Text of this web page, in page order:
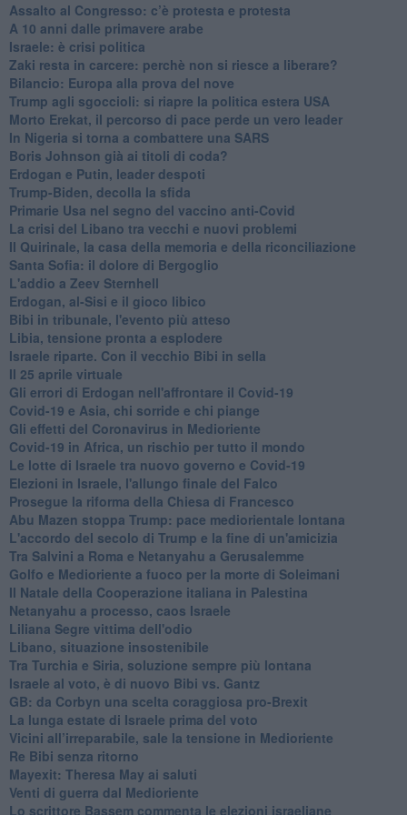
Assalto al Congresso: c’è protesta e protesta
A 10 anni dalle primavere arabe
Israele: è crisi politica
Zaki resta in carcere: perchè non si riesce a liberare?
Bilancio: Europa alla prova del nove
Trump agli sgoccioli: si riapre la politica estera USA
Morto Erekat, il percorso di pace perde un vero leader
In Nigeria si torna a combattere una SARS
Boris Johnson già ai titoli di coda?
Erdogan e Putin, leader despoti
Trump-Biden, decolla la sfida
Primarie Usa nel segno del vaccino anti-Covid
La crisi del Libano tra vecchi e nuovi problemi
Il Quirinale, la casa della memoria e della riconciliazione
Santa Sofia: il dolore di Bergoglio
L'addio a ​Zeev Sternhell
Erdogan, al-Sisi e il gioco libico
Bibi in tribunale, l'evento più atteso
Libia, tensione pronta a esplodere
Israele riparte. Con il vecchio Bibi in sella
Il 25 aprile virtuale
Gli errori di Erdogan nell'affrontare il Covid-19
Covid-19 e Asia, chi sorride e chi piange
Gli effetti del Coronavirus in Medioriente
Covid-19 in Africa, un rischio per tutto il mondo
Le lotte di Israele tra nuovo governo e Covid-19
Elezioni in Israele, l'allungo finale del Falco
Prosegue la riforma della Chiesa di Francesco
Abu Mazen stoppa Trump: pace mediorientale lontana
L'accordo del secolo di Trump e la fine di un'amicizia
Tra Salvini a Roma e Netanyahu a Gerusalemme
Golfo e Medioriente a fuoco per la morte di Soleimani
Il Natale della Cooperazione italiana in Palestina
Netanyahu a processo, caos Israele
Liliana Segre vittima dell'odio
Libano, situazione insostenibile
Tra Turchia e Siria, soluzione sempre più lontana
Israele al voto, è di nuovo Bibi vs. Gantz
GB: da Corbyn una scelta coraggiosa pro-Brexit
La lunga estate di Israele prima del voto
Vicini all’irreparabile, sale la tensione in Medioriente
Re Bibi senza ritorno
Mayexit: Theresa May ai saluti
Venti di guerra dal Medioriente
Lo scrittore Bassem commenta le elezioni israeliane